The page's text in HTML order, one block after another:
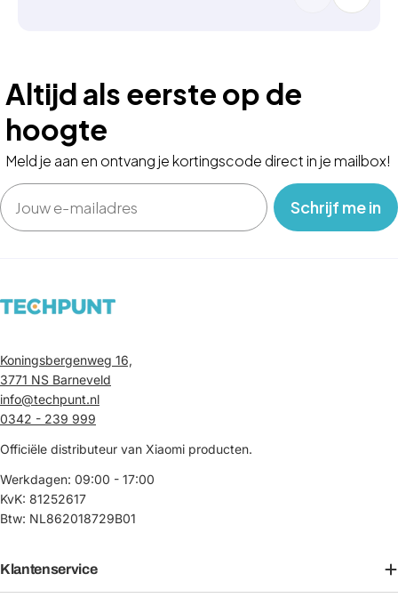
Altijd als eerste op de
hoogte
Meld je aan en ontvang je kortingscode direct in je mailbox!
Email
‎ ‎ ‎ Schrijf me in‎ ‎ ‎ ‎
Koningsbergenweg 16,
3771 NS Barneveld
info@techpunt.nl
0342 - 239 999
Officiële distributeur van Xiaomi producten.
Werkdagen: 09:00 - 17:00
KvK: 81252617
Btw: NL862018729B01
Klantenservice